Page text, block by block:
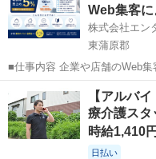
株式会社エン
東蒲原郡
■仕事内容 企業や店舗のWeb集客をサポートするお仕事です。 Google
を活用した「Web上の店舗情
ます。 日々の集客運用や問い合わせ対応、顧客対応はすべて運営本部
が行うため...
東蒲原郡 その他
【アルバ
療介護ス
時給1,410円
日払い